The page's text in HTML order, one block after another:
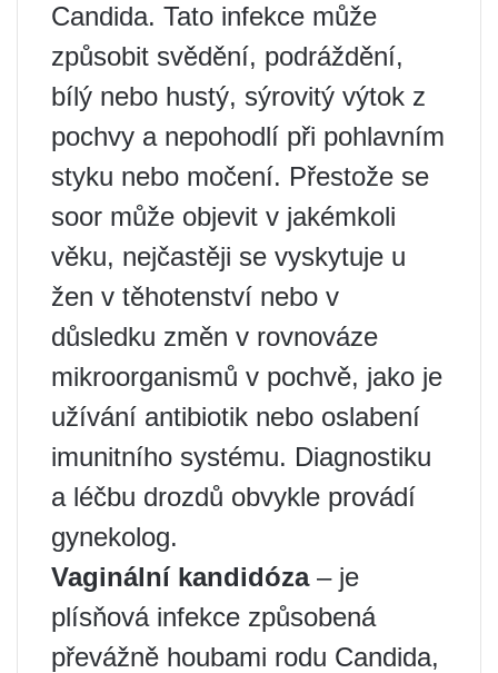
Candida. Tato infekce může
způsobit svědění, podráždění,
bílý nebo hustý, sýrovitý výtok z
pochvy a nepohodlí při pohlavním
styku nebo močení. Přestože se
soor může objevit v jakémkoli
věku, nejčastěji se vyskytuje u
žen v těhotenství nebo v
důsledku změn v rovnováze
mikroorganismů v pochvě, jako je
užívání antibiotik nebo oslabení
imunitního systému. Diagnostiku
a léčbu drozdů obvykle provádí
gynekolog.
Vaginální kandidóza– je
plísňová infekce způsobená
převážně houbami rodu Candida,